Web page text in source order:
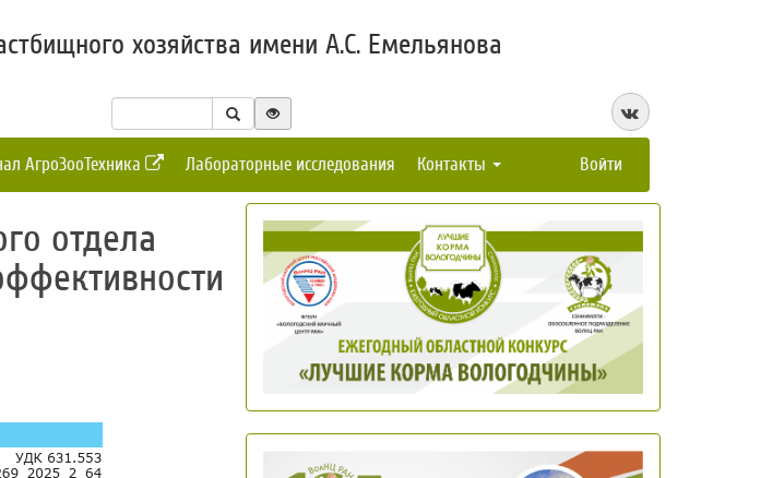
хозяйства имени А.С. Емельянова
АгроЗооТехника Лабораторные исследования Контакты Войти
отдела